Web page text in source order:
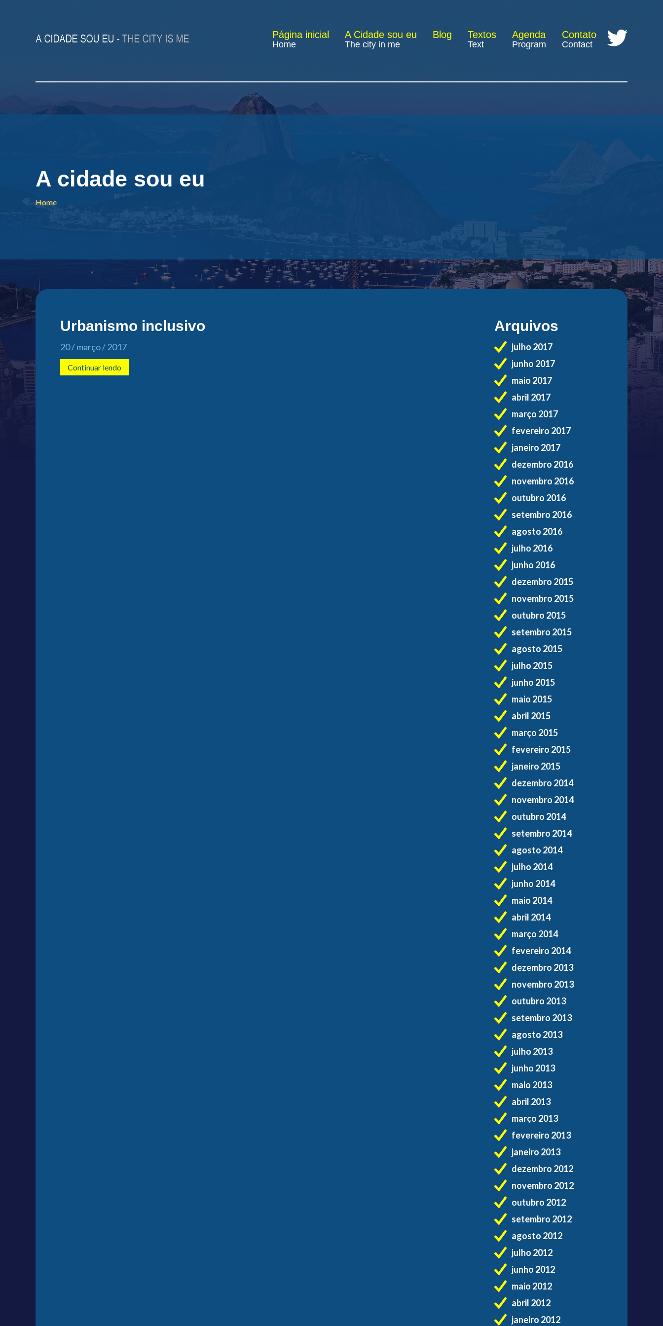
Página inicial
Home
A Cidade sou eu
The city in me
Blog Textos
Text
Agenda
Program
Contato
Contact
A cidade sou eu
Home
Urbanismo inclusivo
20 / março / 2017
Continuar lendo
Arquivos
julho 2017
junho 2017
maio 2017
abril 2017
março 2017
fevereiro 2017
janeiro 2017
dezembro 2016
novembro 2016
outubro 2016
setembro 2016
agosto 2016
julho 2016
junho 2016
dezembro 2015
novembro 2015
outubro 2015
setembro 2015
agosto 2015
julho 2015
junho 2015
maio 2015
abril 2015
março 2015
fevereiro 2015
janeiro 2015
dezembro 2014
novembro 2014
outubro 2014
setembro 2014
agosto 2014
julho 2014
junho 2014
maio 2014
abril 2014
março 2014
fevereiro 2014
dezembro 2013
novembro 2013
outubro 2013
setembro 2013
agosto 2013
julho 2013
junho 2013
maio 2013
abril 2013
março 2013
fevereiro 2013
janeiro 2013
dezembro 2012
novembro 2012
outubro 2012
setembro 2012
agosto 2012
julho 2012
junho 2012
maio 2012
abril 2012
janeiro 2012